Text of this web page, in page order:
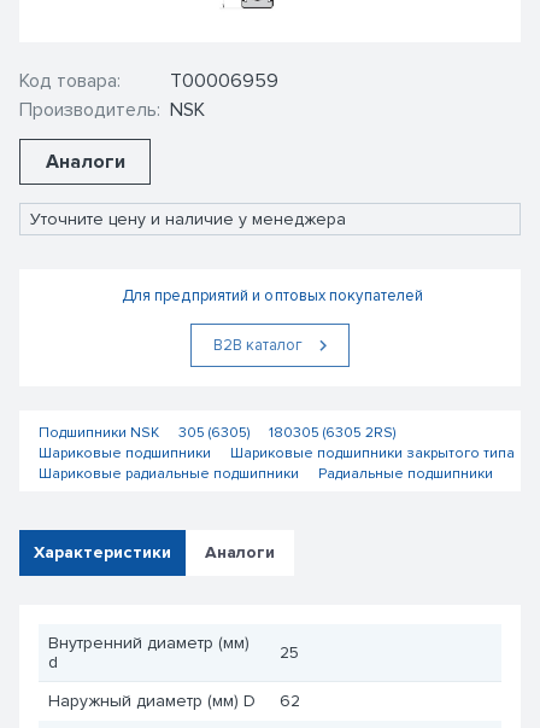
Код товара:
Производитель:
Т00006959
NSK
Аналоги
Уточните цену и наличие у менеджера
Для предприятий и оптовых покупателей
В2В каталог
Подшипники NSK 305 (6305)
180305 (6305 2RS)
Шариковые подшипники
Шариковые подшипники закрытого типа
Шариковые радиальные подшипники
Радиальные подшипники
Характеристики Аналоги
Внутренний диаметр (мм)
d
25
Наружный диаметр (мм) D
62